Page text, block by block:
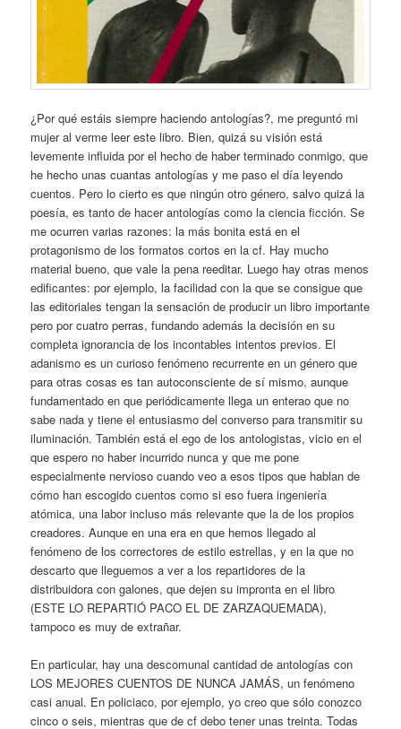
¿Por qué estáis siempre haciendo antologías?, me preguntó mi
mujer al verme leer este libro. Bien, quizá su visión está
levemente influida por el hecho de haber terminado conmigo, que
he hecho unas cuantas antologías y me paso el día leyendo
cuentos. Pero lo cierto es que ningún otro género, salvo quizá la
poesía, es tanto de hacer antologías como la ciencia ficción. Se
me ocurren varias razones: la más bonita está en el
protagonismo de los formatos cortos en la cf. Hay mucho
material bueno, que vale la pena reeditar. Luego hay otras menos
edificantes: por ejemplo, la facilidad con la que se consigue que
las editoriales tengan la sensación de producir un libro importante
pero por cuatro perras, fundando además la decisión en su
completa ignorancia de los incontables intentos previos. El
adanismo es un curioso fenómeno recurrente en un género que
para otras cosas es tan autoconsciente de sí mismo, aunque
fundamentado en que periódicamente llega un enterao que no
sabe nada y tiene el entusiasmo del converso para transmitir su
iluminación. También está el ego de los antologistas, vicio en el
que espero no haber incurrido nunca y que me pone
especialmente nervioso cuando veo a esos tipos que hablan de
cómo han escogido cuentos como si eso fuera ingeniería
atómica, una labor incluso más relevante que la de los propios
creadores. Aunque en una era en que hemos llegado al
fenómeno de los correctores de estilo estrellas, y en la que no
descarto que lleguemos a ver a los repartidores de la
distribuidora con galones, que dejen su impronta en el libro
(ESTE LO REPARTIÓ PACO EL DE ZARZAQUEMADA),
tampoco es muy de extrañar.
En particular, hay una descomunal cantidad de antologías con
LOS MEJORES CUENTOS DE NUNCA JAMÁS, un fenómeno
casi anual. En policiaco, por ejemplo, yo creo que sólo conozco
cinco o seis, mientras que de cf debo tener unas treinta. Todas